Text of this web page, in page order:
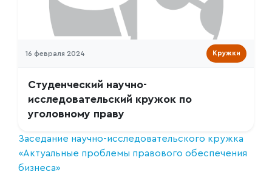
16 февраля 2024 Кружки
Студенческий научно-
исследовательский кружок по
уголовному праву
Заседание научно-исследовательского кружка
«Актуальные проблемы правового обеспечения
бизнеса»